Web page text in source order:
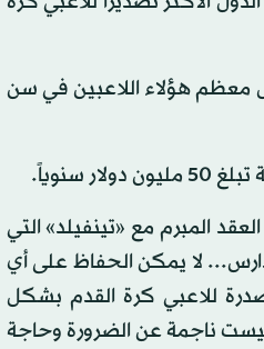
اللاعبين 3.‏78 مليون دولار، نظراً لرحيل معظم هؤلاء اللاعبين في سن
المبرم مع «تينفيلد» التي
المدارس... لا يمكن الحفاظ على أي
للاعبي كرة القدم بشكل
ناجمة عن الضرورة وحاجة